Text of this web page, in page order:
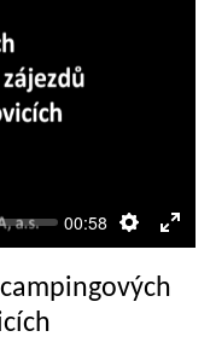
00:58